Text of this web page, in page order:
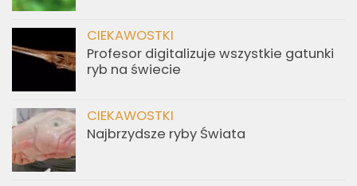
CIEKAWOSTKI
Profesor digitalizuje wszystkie gatunki
ryb na świecie
CIEKAWOSTKI
Najbrzydsze ryby Świata